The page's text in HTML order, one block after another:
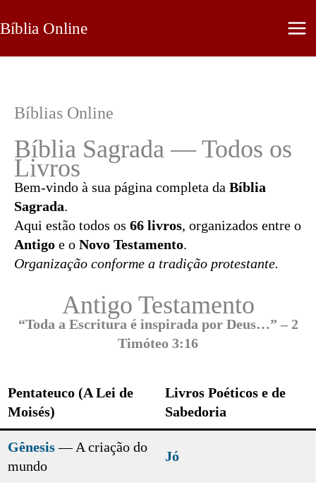
para
Bíblia Online
Bíblias Online
Bíblia Sagrada — Todos os
Livros
Bem-vindo à sua página completa da Bíblia
Sagrada.
Aqui estão todos os 66 livros, organizados entre o
Antigo e o Novo Testamento.
Organização conforme a tradição protestante.
Antigo Testamento
“Toda a Escritura é inspirada por Deus…” – 2
Timóteo 3:16
Pentateuco (A Lei de
Moisés)
Livros Poéticos e de
Sabedoria
Gênesis— A criação do
mundo
Jó